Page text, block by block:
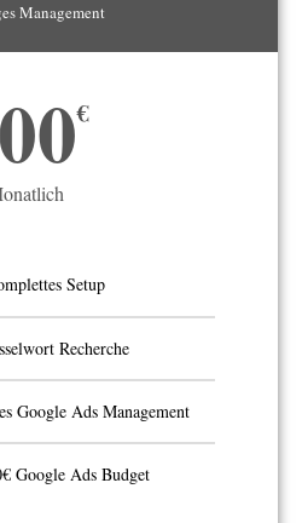
Management
€
Setup
Recherche
Google Ads Management
Google Ads Budget